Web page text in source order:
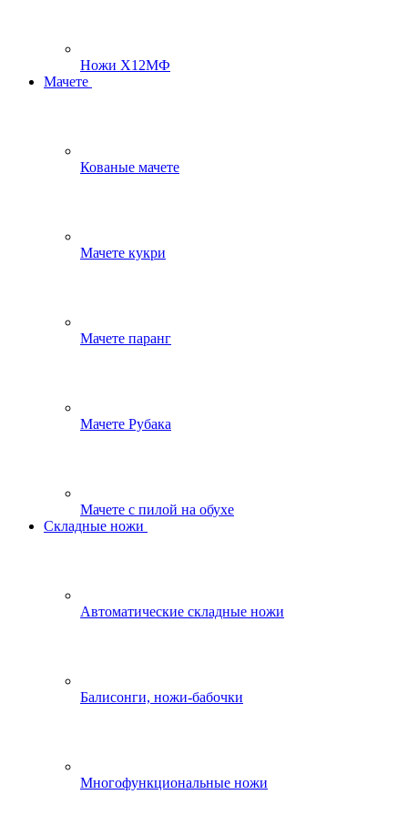
Ножи Х12МФ
Мачете
Кованые мачете
Мачете кукри
Мачете паранг
Мачете Рубака
Мачете с пилой на обухе
Складные ножи
Автоматические складные ножи
Балисонги, ножи-бабочки
Многофункциональные ножи